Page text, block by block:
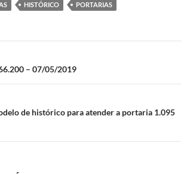
HISTÓRICO PORTARIAS
– 07/05/2019
de histórico para atender a portaria 1.095